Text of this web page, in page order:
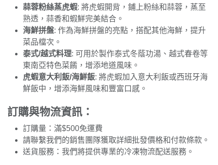
蒜蓉粉絲蒸虎蝦: 將虎蝦開背，鋪上粉絲和蒜蓉，蒸至
熟透，蒜香和蝦鮮完美結合。
海鮮拼盤: 作為海鮮拼盤的亮點，搭配其他海鮮，提升
菜品檔次。
泰式/越式料理: 可用於製作泰式冬蔭功湯、越式春卷等
東南亞特色菜餚，增添地道風味。
虎蝦意大利飯/海鮮飯: 將虎蝦加入意大利飯或西班牙海
鮮飯中，增添海鮮風味和豐富口感。
訂購與物流資訊：
訂購量：滿$500免運費
請聯繫我們的銷售團隊獲取詳細批發價格和付款條款。
送貨服務：我們將提供專業的冷凍物流配送服務。